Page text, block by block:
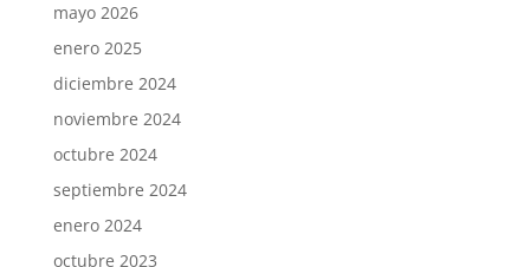
mayo 2026
enero 2025
diciembre 2024
noviembre 2024
octubre 2024
septiembre 2024
enero 2024
octubre 2023